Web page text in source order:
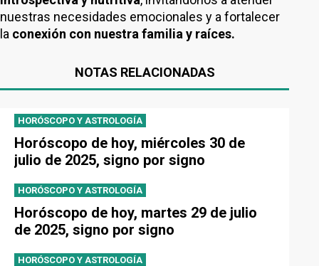
nuestras necesidades emocionales y a fortalecer
la conexión con nuestra familia y raíces.
NOTAS RELACIONADAS
HORÓSCOPO Y ASTROLOGÍA
Horóscopo de hoy, miércoles 30 de
julio de 2025, signo por signo
HORÓSCOPO Y ASTROLOGÍA
Horóscopo de hoy, martes 29 de julio
de 2025, signo por signo
HORÓSCOPO Y ASTROLOGÍA